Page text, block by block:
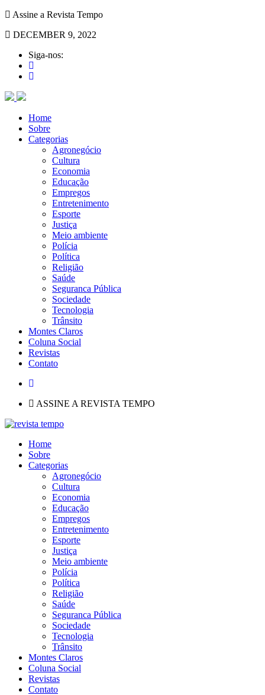
Assine a Revista Tempo
DECEMBER 9, 2022
Siga-nos:
Home
Sobre
Categorias
Agronegócio
Cultura
Economia
Educação
Empregos
Entretenimento
Esporte
Justiça
Meio ambiente
Polícia
Política
Religião
Saúde
Seguranca Pública
Sociedade
Tecnologia
Trânsito
Montes Claros
Coluna Social
Revistas
Contato
ASSINE A REVISTA TEMPO
Home
Sobre
Categorias
Agronegócio
Cultura
Economia
Educação
Empregos
Entretenimento
Esporte
Justiça
Meio ambiente
Polícia
Política
Religião
Saúde
Seguranca Pública
Sociedade
Tecnologia
Trânsito
Montes Claros
Coluna Social
Revistas
Contato